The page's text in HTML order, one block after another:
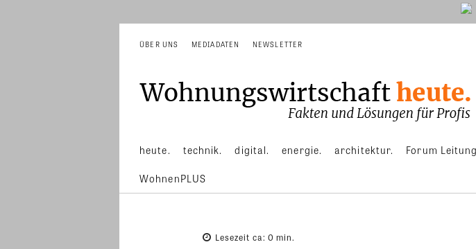
ÜBER UNS MEDIADATEN NEWSLETTER
heute. technik. digital. energie. architektur. Forum
WohnenPLUS
Lesezeit ca: 0 min.